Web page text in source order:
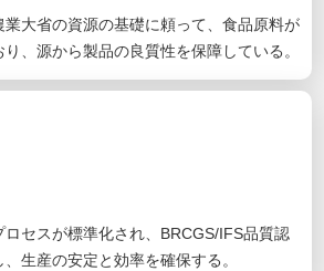
大省の資源の基礎に頼って、食品原料が
、源から製品の良質性を保障している。
セスが標準化され、BRCGS/IFS品質認
生産の安定と効率を確保する。